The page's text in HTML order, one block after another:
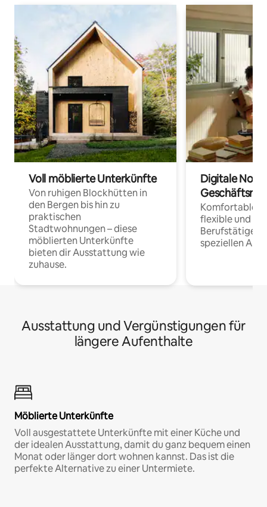
Voll möblierte Unterkünfte
Von ruhigen Blockhütten in
den Bergen bis hin zu
praktischen
Stadtwohnungen – diese
möblierten Unterkünfte
bieten dir Ausstattung wie
zuhause.
Digitale
Komfortable
flexible und
Berufstätige
speziellen
Ausstattung und Vergünstigungen für
längere Aufenthalte
Möblierte Unterkünfte
Voll ausgestattete Unterkünfte mit einer Küche und
der idealen Ausstattung, damit du ganz bequem einen
Monat oder länger dort wohnen kannst. Das ist die
perfekte Alternative zu einer Untermiete.